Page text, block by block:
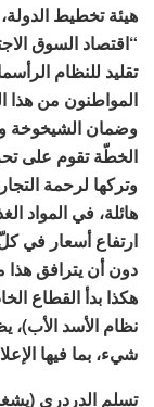
هيئة تخطيط
“اقتصاد السوق
تقليد للنظام
المواطنون من هذا
وضمان الشيخوخة
الخطّة تقوم على
وتركها لرحمة
هائلة، في المواد
ارتفاع أسعار في
دون أن يترافق هذا
هكذا بدأ القطاع
نظام الأسد
شيء، بما فيها
تسلم الدردري